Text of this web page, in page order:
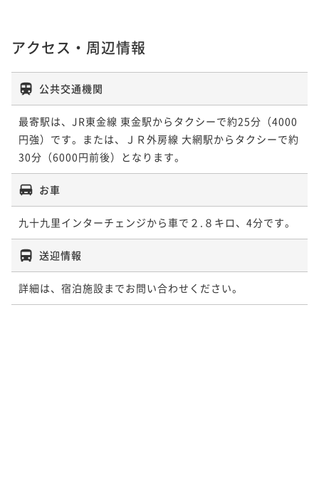
アクセス・周辺情報
公共交通機関
最寄駅は、JR東金線 東金駅からタクシーで約25分（4000
円強）です。または、ＪＲ外房線 大網駅からタクシーで約
30分（6000円前後）となります。
お車
九十九里インターチェンジから車で２.８キロ、4分です。
送迎情報
詳細は、宿泊施設までお問い合わせください。